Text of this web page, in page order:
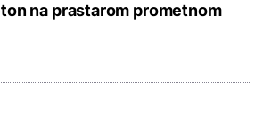
na prastarom prometnom